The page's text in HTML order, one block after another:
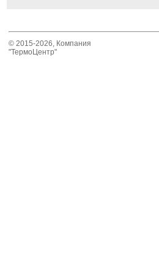
© 2015-2026, Компания
"ТермоЦентр"